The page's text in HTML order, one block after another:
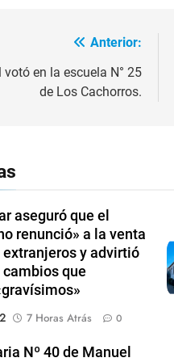
Anterior:
en la escuela N° 25
de Los Cachorros.
aseguró que el
renunció» a la venta
extranjeros y advirtió
que
7 Horas Atrás 0
Nº 40 de Manuel